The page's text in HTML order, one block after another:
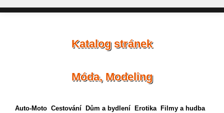
Katalog stránek
Móda, Modeling
Auto-Moto Cestování Dům a bydlení Erotika
Filmy a hudba